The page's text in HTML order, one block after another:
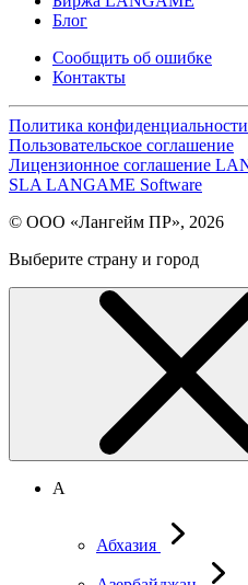
Блог
Сообщить об ошибке
Контакты
Политика конфиденциальности
Пользовательское соглашение
Лицензионное соглашение
SLA LANGAME Software
© ООО «Лангейм ПР», 2026
Выберите страну и город
А
Абхазия